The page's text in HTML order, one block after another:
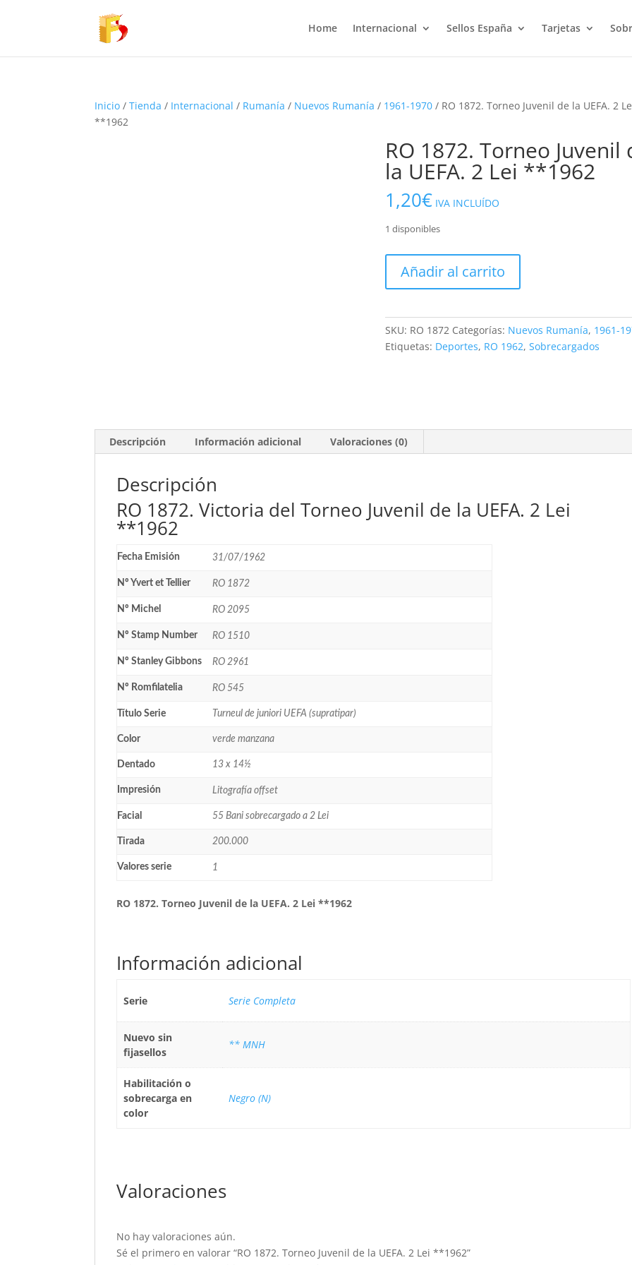
Home Internacional Sellos España Tarjetas
Inicio /Tienda / Internacional / Rumanía / Nuevos Rumanía / 1961-1970 / RO 1872. Torneo Juvenil de la UEFA. 2
**1962
RO 1872. Torneo Juvenil
la UEFA. 2 Lei **1962
1,20€ IVA INCLUÍDO
1 disponibles
1872.
Torneo
de
la
Añadir al carrito
SKU: RO 1872 Categorías: Nuevos Rumanía, 1961-
Etiquetas: Deportes, RO 1962,Sobrecargados
Descripción Información adicional Valoraciones (0)
Descripción
RO 1872. Victoria del Torneo Juvenil de la UEFA. 2 Lei
**1962
Fecha Emisión 31/07/1962
Nº Yvert et Tellier RO 1872
Nº Michel RO 2095
Nº Stamp Number RO 1510
Nº Stanley Gibbons RO 2961
Nº Romfilatelia RO 545
Título Serie Turneul de juniori UEFA (supratipar)
Color verde manzana
Dentado 13 x 14½
Impresión Litografía offset
Facial 55 Bani sobrecargado a 2 Lei
Tirada 200.000
Valores serie 1
RO 1872. Torneo Juvenil de la UEFA. 2 Lei **1962
Información adicional
Serie Serie Completa
Nuevo sin
fijasellos
** MNH
Habilitación o
sobrecarga en
color
Negro (N)
Valoraciones
No hay valoraciones aún.
Sé el primero en valorar “RO 1872. Torneo Juvenil de la UEFA. 2 Lei **1962”